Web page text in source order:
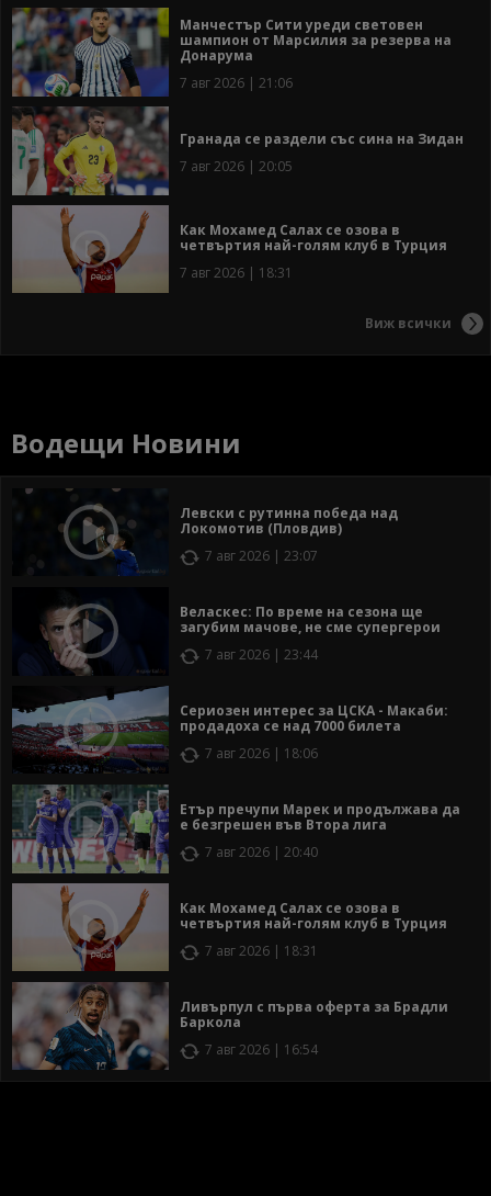
Манчестър Сити уреди световен
шампион от Марсилия за резерва на
Донарума
7 авг 2026 | 21:06
Гранада се раздели със сина на Зидан
7 авг 2026 | 20:05
Как Мохамед Салах се озова в
четвъртия най-голям клуб в Турция
7 авг 2026 | 18:31
Виж всички
Водещи Новини
Левски с рутинна победа над
Локомотив (Пловдив)
7 авг 2026 | 23:07
Веласкес: По време на сезона ще
загубим мачове, не сме супергерои
7 авг 2026 | 23:44
Сериозен интерес за ЦСКА - Макаби:
продадоха се над 7000 билета
7 авг 2026 | 18:06
Етър пречупи Марек и продължава да
е безгрешен във Втора лига
7 авг 2026 | 20:40
Как Мохамед Салах се озова в
четвъртия най-голям клуб в Турция
7 авг 2026 | 18:31
Ливърпул с първа оферта за Брадли
Баркола
7 авг 2026 | 16:54